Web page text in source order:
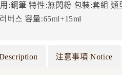
:鋼筆特性:無閃粉 包裝:套組類
버스 容量:65ml+15ml
注意事項 Notice